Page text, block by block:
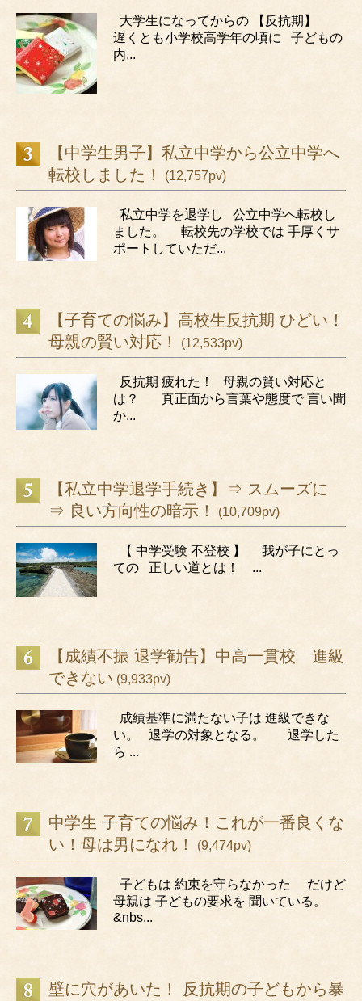
大学生になってからの 【反抗期】
遅くとも小学校高学年の頃に 子どもの
内...
【中学生男子】私立中学から公立中学へ
転校しました！
(12,757pv)
私立中学を退学し 公立中学へ転校し
ました。 転校先の学校では 手厚くサ
ポートしていただ...
【子育ての悩み】高校生反抗期 ひどい！
母親の賢い対応！
(12,533pv)
反抗期 疲れた！ 母親の賢い対応と
は？ 真正面から言葉や態度で 言い聞
か...
【私立中学退学手続き】⇒ スムーズに
⇒ 良い方向性の暗示！
(10,709pv)
【 中学受験 不登校 】 我が子にとっ
ての 正しい道とは！ ...
【成績不振 退学勧告】中高一貫校 進級
できない (9,933pv)
成績基準に満たない子は 進級できな
い。 退学の対象となる。 退学した
ら ...
中学生 子育ての悩み！これが一番良くな
い！母は男になれ！
(9,474pv)
子どもは 約束を守らなかった だけど
母親は 子どもの要求を 聞いている。
&nbs...
壁に穴があいた！ 反抗期の子どもから暴